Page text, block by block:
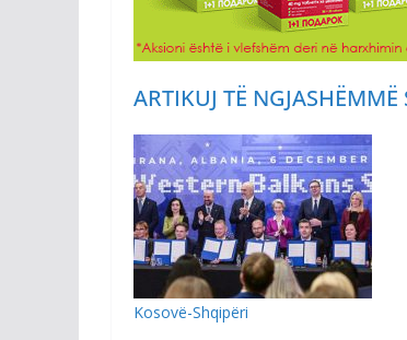
ARTIKUJ TË NGJASHËMMË
Kosovë-Shqipëri